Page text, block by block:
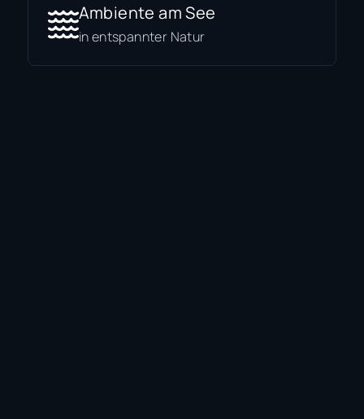
Ambiente am See
in entspannter Natur